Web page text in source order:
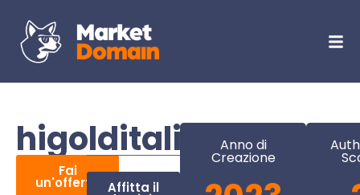
higolditalia.it
Fai
un'offerta Affitta il
Anno di
Creazione